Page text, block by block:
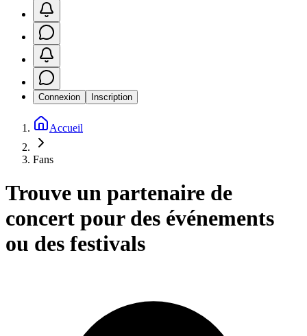
Connexion Inscription
Accueil
Fans
Trouve un partenaire de
concert pour des événements
ou des festivals